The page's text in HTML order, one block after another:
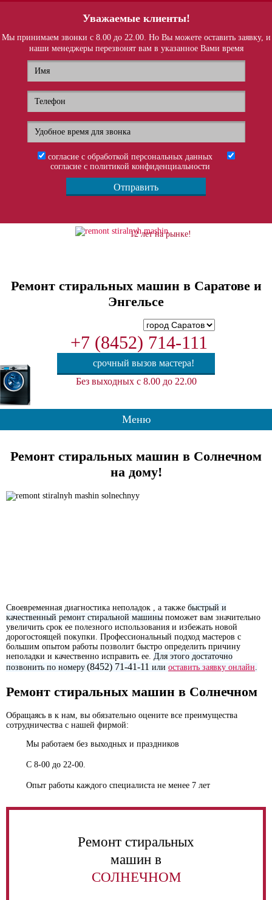
Уважаемые клиенты!
Мы принимаем звонки c 8.00 до 22.00. Но Вы можете оставить заявку, и
наши менеджеры перезвонят вам в указанное Вами время
согласие с обработкой персональных данных
согласие с политикой конфиденциальности
12 лет на рынке!
Ремонт стиральных машин в Саратове и
Энгельсе
+7 (8452) 714-111
срочный вызов мастера!
Без выходных с 8.00 до 22.00
Меню
Ремонт стиральных машин в Солнечном
на дому!
Своевременная диагностика неполадок , а также быстрый и
качественный ремонт стиральной машины поможет вам значительно
увеличить срок ее полезного использования и избежать новой
дорогостоящей покупки. Профессиональный подход мастеров с
большим опытом работы позволит быстро определить причину
неполадки и качественно исправить ее. Для этого достаточно
позвонить по номеру (8452) 71-41-11 или оставить заявку онлайн.
Ремонт стиральных машин в Солнечном
Обращаясь в к нам, вы обязательно оцените все преимущества
сотрудничества с нашей фирмой:
Мы работаем без выходных и праздников
С 8-00 до 22-00
Опыт работы каждого специалиста не менее 7 лет
Ремонт стиральных
машин в
СОЛНЕЧНОМ